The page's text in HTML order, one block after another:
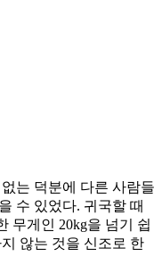
는 덕분에 다른 사람들
수 있었다. 귀국할 때
무게인 20kg을 넘기 쉽
않는 것을 신조로 한